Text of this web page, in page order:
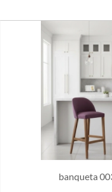
banqueta